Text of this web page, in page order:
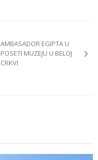
AMBASADOR EGIPTA U
POSETI MUZEJU U BELOJ
CRKVI